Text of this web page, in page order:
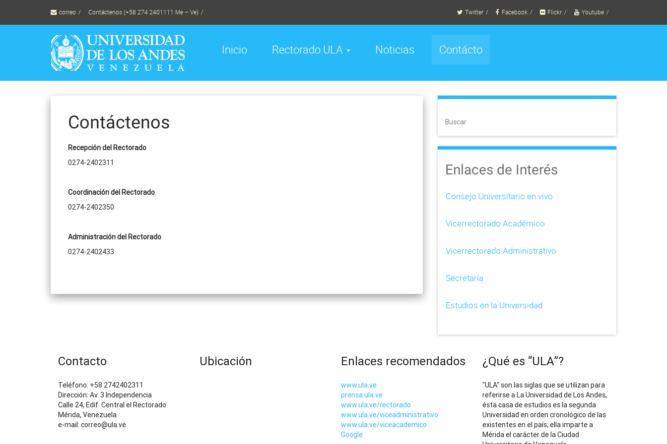
content
correo Contáctenos (+58 274 2401111 Me – Ve) Twitter Facebook Flickr Youtube
Inicio Rectorado ULA Noticias Contácto
Contáctenos
Recepción del Rectorado
0274-2402311
Coordinación del Rectorado
0274-2402350
Administración del Rectorado
0274-2402433
Buscar
Enlaces de Interés
Consejo Universitario en vivo
Vicerrectorado Académico
Vicerrectorado Administrativo
Secretaría
Estudios en la Universidad
Contacto
Teléfono: +58 2742402311
Dirección: Av. 3 Independencia
Calle 24, Edif. Central el Rectorado
Mérida, Venezuela
e-mail: correo@ula.ve
Ubicación Enlaces recomendados
www.ula.ve
prensa.ula.ve
www.ula.ve/rectorado
www.ula.ve/viceadministrativo
www.ula.ve/viceacademico
Google
¿Qué es “ULA”?
"ULA" son las siglas que se utilizan para
referirse a La Universidad de Los Andes,
ésta casa de estudios es la segunda
Universidad en orden cronológico de las
existentes en el país; ella imparte a
Mérida el carácter de la Ciudad